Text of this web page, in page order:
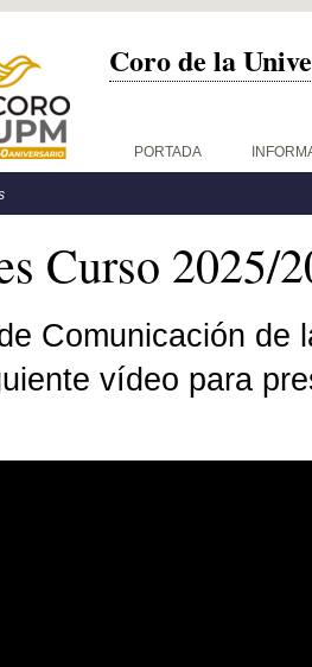
Coro de la
PORTADA
Curso 2025/
Comunicación de
vídeo para